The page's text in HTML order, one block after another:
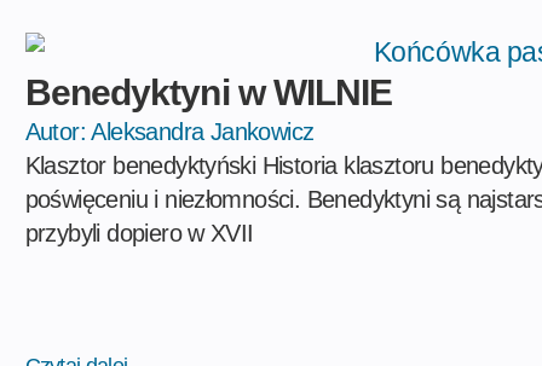
Benedyktyni w WILNIE
Autor: Aleksandra Jankowicz
Klasztor benedyktyński Historia klasztoru
poświęceniu i niezłomności. Benedyktyni są
przybyli dopiero w XVII